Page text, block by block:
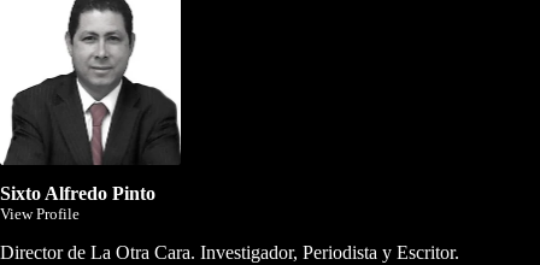
Sixto Alfredo Pinto
View Profile
Director de La Otra Cara. Investigador, Periodista y Escritor.